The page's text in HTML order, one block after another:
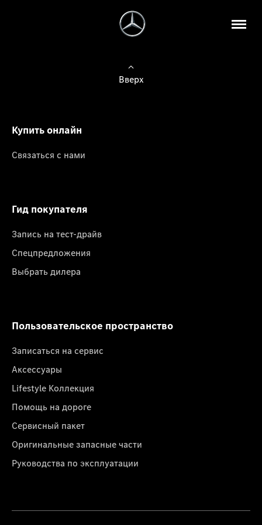
Вверх
Купить онлайн
Связаться с нами
Гид покупателя
Запись на тест-драйв
Спецпредложения
Выбрать дилера
Пользовательское пространство
Записаться на сервис
Аксессуары
Lifestyle Коллекция
Помощь на дороге
Сервисный пакет
Оригинальные запасные части
Руководства по эксплуатации